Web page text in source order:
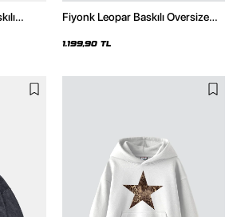
Fiyonk Leopar Baskılı Oversize
1.199,90 TL